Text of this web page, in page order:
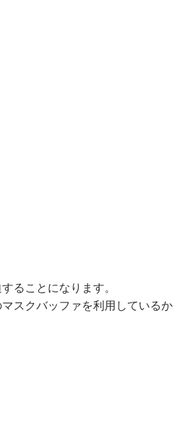
ることになります。
スクバッファを利用しているか